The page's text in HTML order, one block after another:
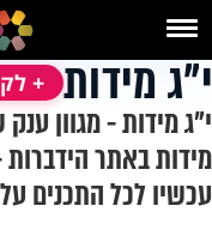
י"ג מידות +
י"ג מידות - מגוון
מידות באתר
עכשיו לכל התכנים